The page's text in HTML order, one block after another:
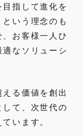
指して進化を
いう理念のも
お客様一人ひ
なソリューシ
る価値を創出
て、次世代の
います。